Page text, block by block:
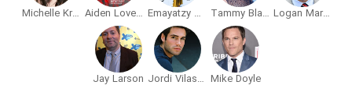
Logan Marshall-Green
Tammy Blanchard
Emayatzy Corinealdi
Aiden Lovekamp
Michelle Krusiec
Mike Doyle
Jordi Vilasuso
Jay Larson